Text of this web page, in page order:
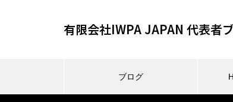
有限会社IWPA JAPAN 代表者
ブログ